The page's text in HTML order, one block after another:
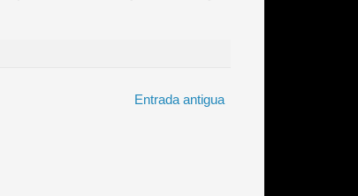
Entrada antigua